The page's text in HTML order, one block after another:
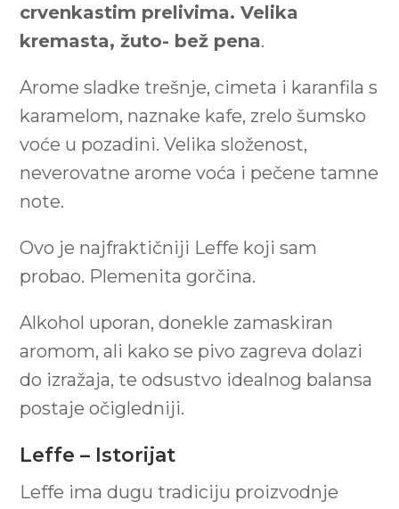
crvenkastim prelivima. Velika
kremasta, žuto- bež pena.
Arome sladke trešnje, cimeta i karanfila s
karamelom, naznake kafe, zrelo šumsko
voće u pozadini. Velika složenost,
neverovatne arome voća i pečene tamne
note.
Ovo je najfraktičniji Leffe koji sam
probao. Plemenita gorčina.
Alkohol uporan, donekle zamaskiran
aromom, ali kako se pivo zagreva dolazi
do izražaja, te odsustvo idealnog balansa
postaje očigledniji.
Leffe – Istorijat
Leffe ima dugu tradiciju proizvodnje